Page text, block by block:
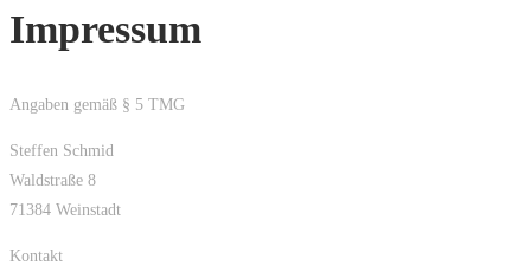
Impressum
Angaben gemäß § 5 TMG
Steffen Schmid
Waldstraße 8
71384 Weinstadt
Kontakt